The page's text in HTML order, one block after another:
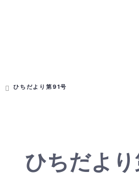
ひちだより第91号
ひちだより